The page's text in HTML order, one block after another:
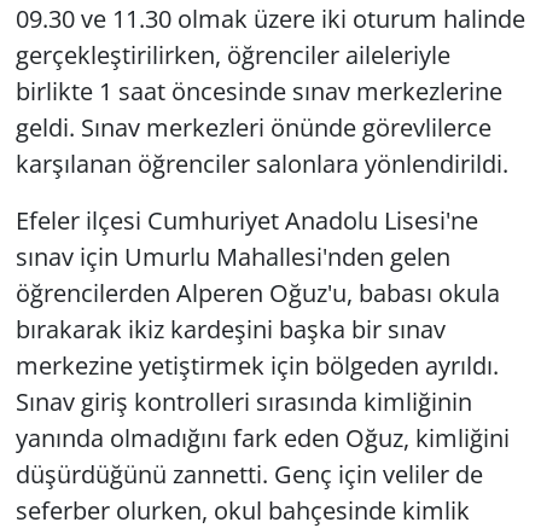
09.30 ve 11.30 olmak üzere iki oturum halinde
gerçekleştirilirken, öğrenciler aileleriyle
birlikte 1 saat öncesinde sınav merkezlerine
geldi. Sınav merkezleri önünde görevlilerce
karşılanan öğrenciler salonlara yönlendirildi.
Efeler ilçesi Cumhuriyet Anadolu Lisesi'ne
sınav için Umurlu Mahallesi'nden gelen
öğrencilerden Alperen Oğuz'u, babası okula
bırakarak ikiz kardeşini başka bir sınav
merkezine yetiştirmek için bölgeden ayrıldı.
Sınav giriş kontrolleri sırasında kimliğinin
yanında olmadığını fark eden Oğuz, kimliğini
düşürdüğünü zannetti. Genç için veliler de
seferber olurken, okul bahçesinde kimlik